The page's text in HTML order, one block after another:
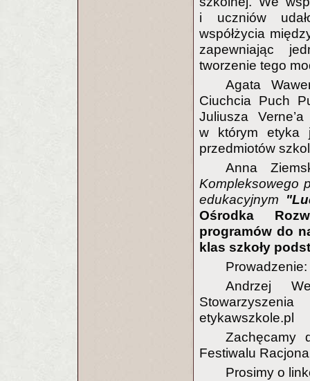
i uczniów
współżycia
zapewniając
tworzenie tego
Agata
Ciuchcia Puch
Juliusza
w którym etyka
przedmiotów
Anna
Kompleksowego
edukacyjnym
Ośrodka
programów do
klas szkoły
Prowadzenie:
Andrzej
etykawszkole.pl
Zachęcamy
Festiwalu
Prosimy o